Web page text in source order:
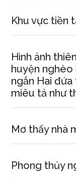
Khu vực tiền
Hình ảnh
huyện
ngắn Hai
miêu tả như
Mơ thấy nhà
Phong thủy